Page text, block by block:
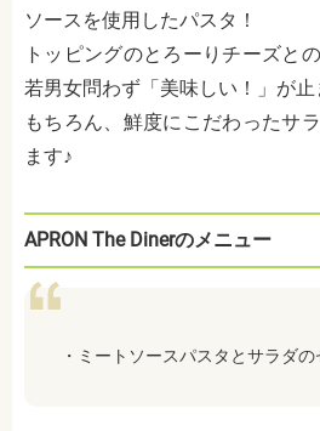
ソースを使用したパスタ！
トッピングのとろーりチーズと
若男女問わず「美味しい！」が止
もちろん、鮮度にこだわったサ
ます♪
APRON The Dinerのメニュー
・ミートソースパスタとサラダ